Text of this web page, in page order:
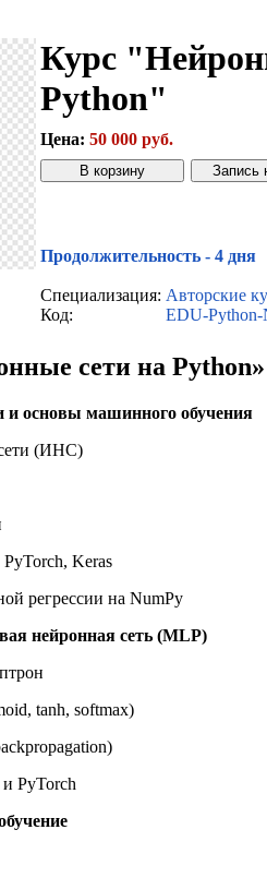
Курс
Python"
Цена: 50 000 руб.
Продолжительность - 4 дня
Специализация: Авторские
Код:
EDU-Python-
сети на Python»
и основы машинного обучения
сети (ИНС)
Keras
регрессии на NumPy
нейронная сеть (MLP)
tanh, softmax)
PyTorch